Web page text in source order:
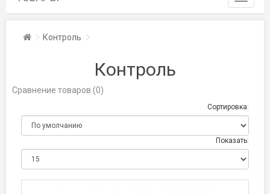
Toggle
Главная
Контроль
Контроль
Сравнение товаров (0)
Сортировка:
Показать: